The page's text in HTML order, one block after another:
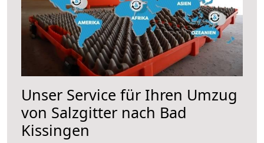
Unser Service für Ihren Umzug
von Salzgitter nach Bad
Kissingen